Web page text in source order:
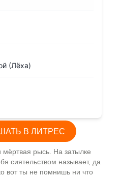
(Лёха)
В ЛИТРЕС
мёртвая рысь. На затылке
сиятельством называет, да
вот ты не помнишь ни что